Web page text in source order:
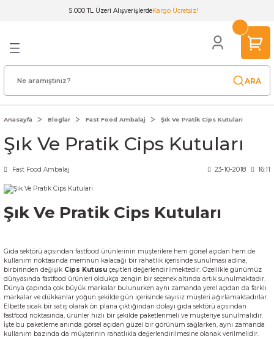
5.000 TL Üzeri AlışverişlerdeKargo Ücretsiz!
Geri Dön
Çanta
Renkli Kağıt Çanta
20x24x10cm
45x50x13cm
32x33x20cm
Zarf
Geri Dön
Geri Dön
Konik Tabak
Geri Dön
Kraft
Geri Dön
Geri Dön
& Poşeti
Geri Dön
& Tabak
Kapak
Geri Dön
Çatal Kaşık
Poşet
Geri Dön
ARA
Anasayfa Bloglar Fast Food Ambalaj Şık Ve Pratik Cips Kutuları
Şık Ve Pratik Cips Kutuları
Fast Food Ambalaj 23-10-2018 16:11
Şık Ve Pratik Cips Kutuları
Gıda sektörü açısından fastfood ürünlerinin müşterilere hem görsel açıdan hem de
kullanım noktasında memnun kalacağı bir rahatlık içerisinde sunulması adına,
birbirinden değişik Cips Kutusu çeşitleri değerlendirilmektedir. Özellikle günümüz
dünyasında fastfood ürünleri oldukça zengin bir seçenek altında artık sunulmaktadır.
Dünya çapında çok büyük markalar bulunurken aynı zamanda yerel açıdan da farklı
markalar ve dükkanlar yoğun şekilde gün içerisinde sayısız müşteri ağırlamaktadırlar.
Elbette sıcak bir satış olarak ön plana çıktığından dolayı gıda sektörü açısından
fastfood noktasında, ürünler hızlı bir şekilde paketlenmeli ve müşteriye sunulmalıdır.
İşte bu paketleme anında görsel açıdan güzel bir görünüm sağlarken, aynı zamanda
kullanım bazında da müşterinin rahatlıkla değerlendirilmesine olanak verilmelidir.